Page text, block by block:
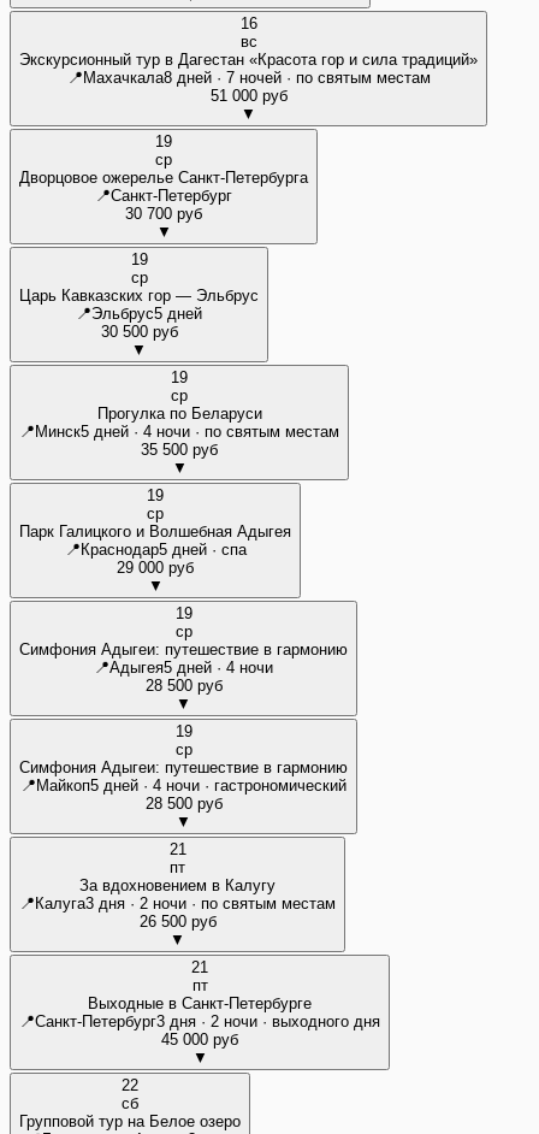
16
вс
Экскурсионный тур в Дагестан «Красота гор и сила традиций»
📍 Махачкала8 дней · 7 ночей · по святым местам
51 000 руб
▼
19
ср
Дворцовое ожерелье Санкт-Петербурга
📍Санкт-Петербург
30 700 руб
▼
19
ср
Царь Кавказских гор — Эльбрус
📍Эльбрус5 дней
30 500 руб
▼
19
ср
Прогулка по Беларуси
📍 Минск5 дней · 4 ночи · по святым местам
35 500 руб
▼
19
ср
Парк Галицкого и Волшебная Адыгея
📍 Краснодар5 дней · спа
29 000 руб
▼
19
ср
Симфония Адыгеи: путешествие в гармонию
📍Адыгея5 дней · 4 ночи
28 500 руб
▼
19
ср
Симфония Адыгеи: путешествие в гармонию
📍 Майкоп5 дней · 4 ночи · гастрономический
28 500 руб
▼
21
пт
За вдохновением в Калугу
📍 Калуга3 дня · 2 ночи · по святым местам
26 500 руб
▼
21
пт
Выходные в Санкт-Петербурге
📍Санкт-Петербург3 дня · 2 ночи · выходного дня
45 000 руб
▼
22
сб
Групповой тур на Белое озеро